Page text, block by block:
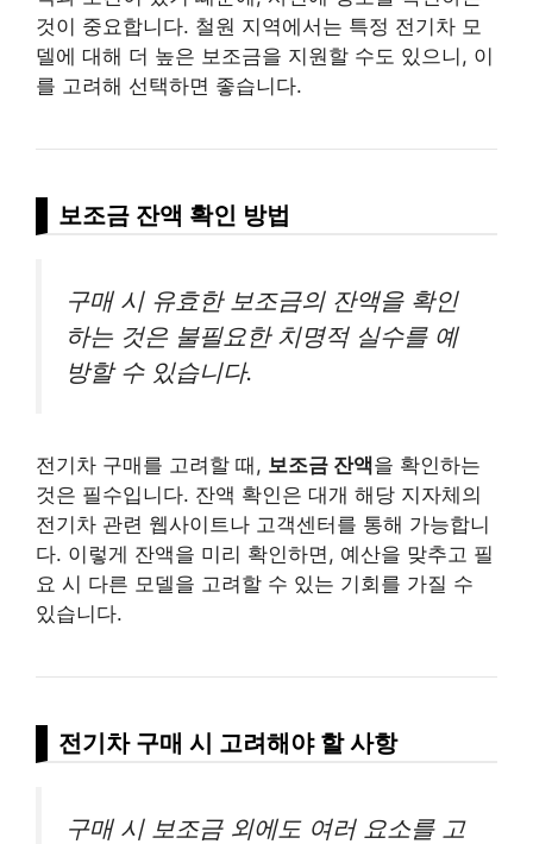
것이 중요합니다. 철원 지역에서는 특정 전기차 모
델에 대해 더 높은 보조금을 지원할 수도 있으니, 이
를 고려해 선택하면 좋습니다.
보조금 잔액 확인 방법
구매 시 유효한 보조금의 잔액을 확인
하는 것은 불필요한 치명적 실수를 예
방할 수 있습니다.
전기차 구매를 고려할 때, 보조금 잔액을 확인하는
것은 필수입니다. 잔액 확인은 대개 해당 지자체의
전기차 관련 웹사이트나 고객센터를 통해 가능합니
다. 이렇게 잔액을 미리 확인하면, 예산을 맞추고 필
요 시 다른 모델을 고려할 수 있는 기회를 가질 수
있습니다.
전기차 구매 시 고려해야 할 사항
구매 시 보조금 외에도 여러 요소를 고